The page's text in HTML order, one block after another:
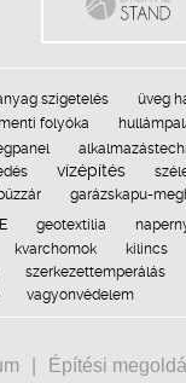
szigetelés üveg
folyóka
vízépítés
garázskapu-
geotextília
kvarchomok kilincs
szerkezettemperálás
vagyonvédelem
Építési